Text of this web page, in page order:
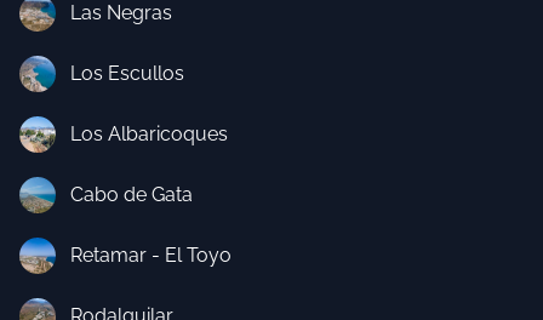
Las Negras
Los Escullos
Los Albaricoques
Cabo de Gata
Retamar - El Toyo